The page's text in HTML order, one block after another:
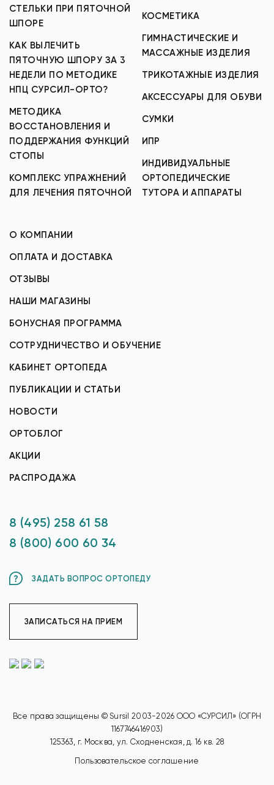
СТЕЛЬКИ ПРИ ПЯТОЧНОЙ
ШПОРЕ
КАК ВЫЛЕЧИТЬ
ПЯТОЧНУЮ ШПОРУ ЗА 3
НЕДЕЛИ ПО МЕТОДИКЕ
НПЦ СУРСИЛ-ОРТО?
МЕТОДИКА
ВОССТАНОВЛЕНИЯ И
ПОДДЕРЖАНИЯ ФУНКЦИЙ
СТОПЫ
КОМПЛЕКС УПРАЖНЕНИЙ
ДЛЯ ЛЕЧЕНИЯ ПЯТОЧНОЙ
КОСМЕТИКА
ГИМНАСТИЧЕСКИЕ И
МАССАЖНЫЕ ИЗДЕЛИЯ
ТРИКОТАЖНЫЕ ИЗДЕЛИЯ
АКСЕССУАРЫ ДЛЯ ОБУВИ
СУМКИ
ИПР
ИНДИВИДУАЛЬНЫЕ
ОРТОПЕДИЧЕСКИЕ
ТУТОРА И АППАРАТЫ
О КОМПАНИИ
ОПЛАТА И ДОСТАВКА
ОТЗЫВЫ
НАШИ МАГАЗИНЫ
БОНУСНАЯ ПРОГРАММА
СОТРУДНИЧЕСТВО И ОБУЧЕНИЕ
КАБИНЕТ ОРТОПЕДА
ПУБЛИКАЦИИ И СТАТЬИ
НОВОСТИ
ОРТОБЛОГ
АКЦИИ
РАСПРОДАЖА
8 (495) 258 61 58
8 (800) 600 60 34
ЗАДАТЬ ВОПРОС ОРТОПЕДУ
ЗАПИСАТЬСЯ НА ПРИЕМ
Все права защищены © Sursil 2003-2026 ООО «СУРСИЛ» (ОГРН
1167746416903)
125363, г. Москва, ул. Сходненская, д. 16 кв. 28
Пользовательское соглашение